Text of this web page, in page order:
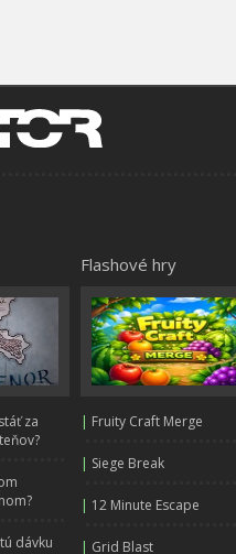
za
dávku
Flashové hry
| Fruity Craft Merge
| Siege Break
| 12 Minute Escape
| Grid Blast